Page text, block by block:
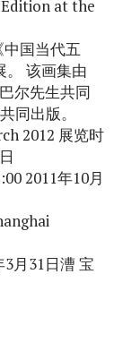
at the
国当代五
。 该画集由
尔先生共同
同出版。
2012 展览时
2011年10月
3月31日漕 宝